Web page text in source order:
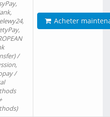
/
/
Acheter